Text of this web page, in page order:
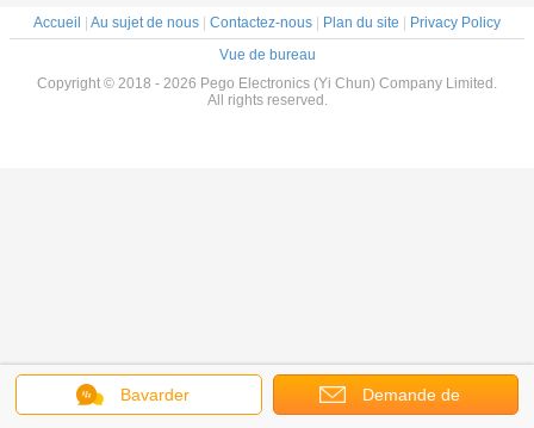
Bavarder Demande de
Accueil Au sujet de nous Contactez-nous Plan du site
Privacy Policy
Vue de bureau
Copyright © 2018 - 2026 Pego Electronics (Yi Chun) Company Limited.
All rights reserved.